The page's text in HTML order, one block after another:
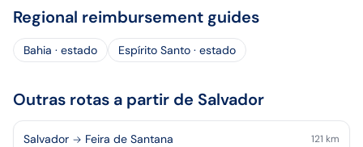
Regional reimbursement guides
Bahia · estado Espírito Santo · estado
Outras rotas a partir de Salvador
Salvador Feira de Santana 121 km